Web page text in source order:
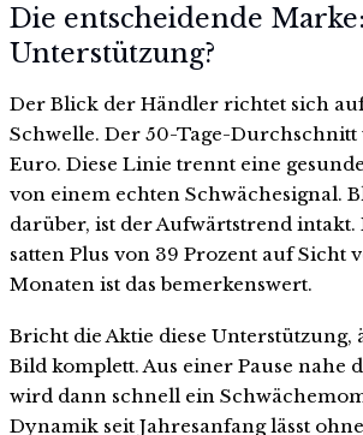
Die entscheidende
Unterstützung?
Der Blick der Händler richtet sich
Schwelle. Der 50-Tage-Durchschnitt
Euro. Diese Linie trennt eine
von einem echten Schwächesignal.
darüber, ist der Aufwärtstrend intakt.
satten Plus von 39 Prozent auf Sicht
Monaten ist das bemerkenswert.
Bricht die Aktie diese Unterstützung,
Bild komplett. Aus einer Pause nahe
wird dann schnell ein
Dynamik seit Jahresanfang lässt